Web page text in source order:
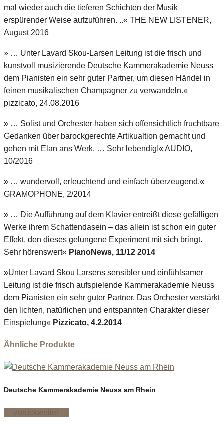
mal wieder auch die tieferen Schichten der Musik
erspürender Weise aufzuführen. ..« THE NEW LISTENER,
August 2016
» … Unter Lavard Skou-Larsen Leitung ist die frisch und
kunstvoll musizierende Deutsche Kammerakademie Neuss
dem Pianisten ein sehr guter Partner, um diesen Händel in
feinen musikalischen Champagner zu verwandeln.«
pizzicato, 24.08.2016
» … Solist und Orchester haben sich offensichtlich fruchtbare
Gedanken über barockgerechte Artikualtion gemacht und
gehen mit Elan ans Werk. … Sehr lebendig!« AUDIO,
10/2016
» … wundervoll, erleuchtend und einfach überzeugend.«
GRAMOPHONE, 2/2014
» … Die Aufführung auf dem Klavier entreißt diese gefälligen
Werke ihrem Schattendasein – das allein ist schon ein guter
Effekt, den dieses gelungene Experiment mit sich bringt.
Sehr hörenswert« PianoNews, 11/12 2014
»Unter Lavard Skou Larsens sensibler und einfühlsamer
Leitung ist die frisch aufspielende Kammerakademie Neuss
dem Pianisten ein sehr guter Partner. Das Orchester verstärkt
den lichten, natürlichen und entspannten Charakter dieser
Einspielung« Pizzicato, 4.2.2014
Ähnliche Produkte
Deutsche Kammerakademie Neuss am Rhein
← zurückweiter →